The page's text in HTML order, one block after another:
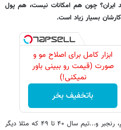
ایران؟ چون هم امکانات نیست، هم پول
بسیار زیاد است.
ابزار کامل برای اصلاح مو و
صورت (قیمت رو ببینی باور
نمیکنی!)
باتخفیف بخر
ما وقتی که تیم ملی قوی درست کردیم، رنجبر و...تیم سال ۴۰ تا ۴۹ که مثلا دیگر